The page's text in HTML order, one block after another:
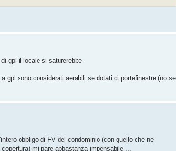
gpl il locale si saturerebbe
gpl sono considerati aerabili se dotati di portefinestre (no se
obbligo di FV del condominio (con quello che ne
mi pare abbastanza impensabile ...